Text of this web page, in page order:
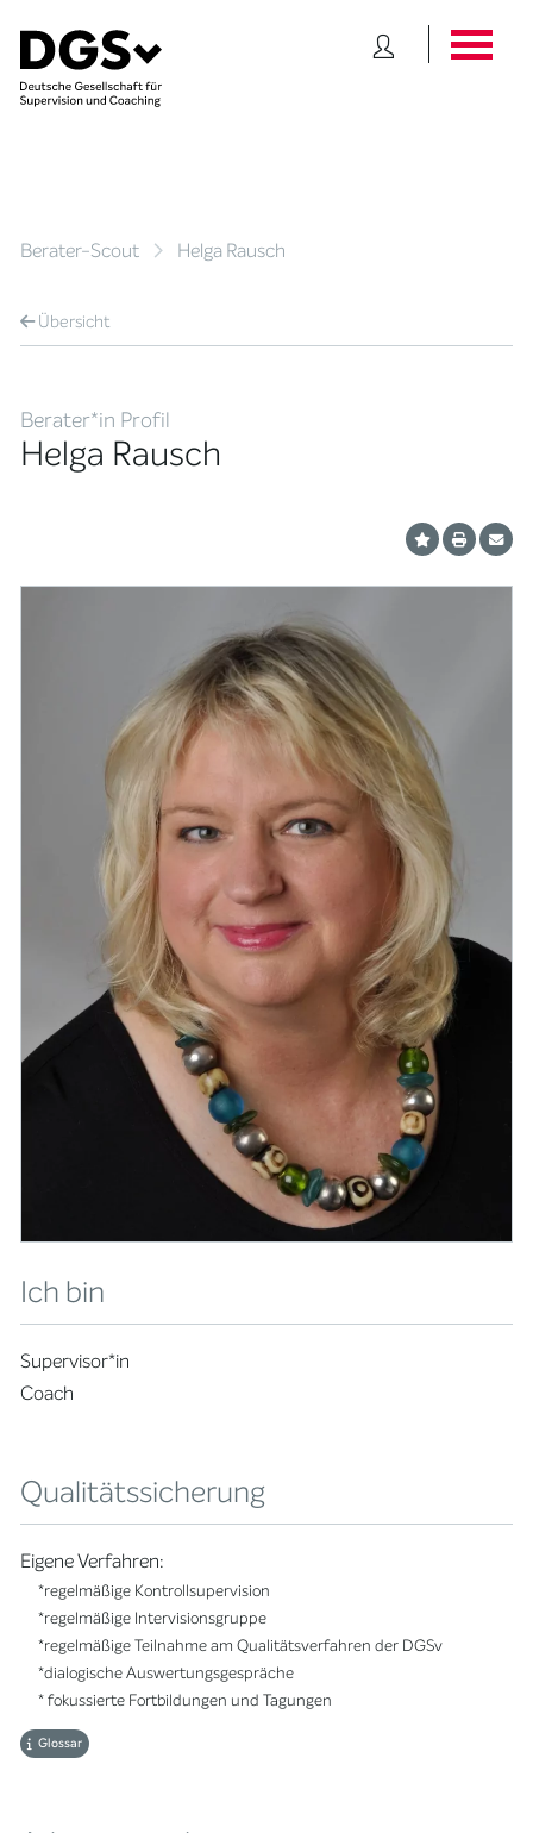
Berater-Scout Helga Rausch
Übersicht
Berater*in Profil
Helga Rausch
Ich bin
Supervisor*in
Coach
Qualitätssicherung
Eigene Verfahren:
*regelmäßige Kontrollsupervision
*regelmäßige Intervisionsgruppe
*regelmäßige Teilnahme am Qualitätsverfahren der DGSv
*dialogische Auswertungsgespräche
* fokussierte Fortbildungen und Tagungen
Glossar